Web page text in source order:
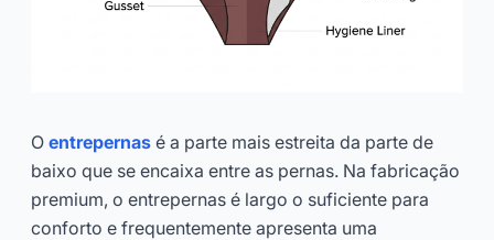
O entrepernas é a parte mais estreita da parte de
baixo que se encaixa entre as pernas. Na fabricação
premium, o entrepernas é largo o suficiente para
conforto e frequentemente apresenta uma